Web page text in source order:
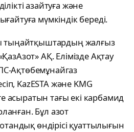
азайтуға және
мүмкіндік береді.
тыңайтқыштардың жалғыз
АҚ. Елімізде Ақтау
Ақтөбемұнайгаз
KazESTA және KMG
асыратын тағы екі карбамид
Бұл азот
өндірісі қуаттылығын